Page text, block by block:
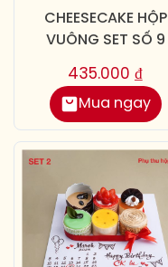
CHEESECAKE HỘP
VUÔNG SET SỐ 9
Mua ngay
435.000 ₫